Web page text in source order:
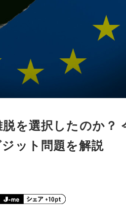
を選択したのか？
ット問題を解説